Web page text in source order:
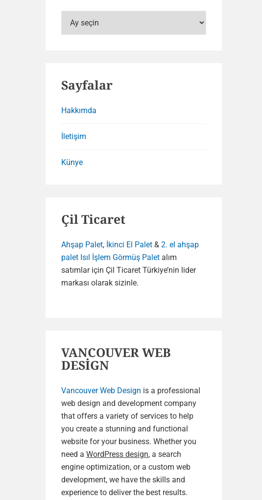
Sayfalar
Hakkımda
İletişim
Künye
Çil Ticaret
Ahşap Palet, İkinci El Palet &2. el ahşap
palet Isıl İşlem Görmüş Palet alım
satımlar için Çil Ticaret Türkiye’nin lider
markası olarak sizinle.
VANCOUVER WEB
DESİGN
Vancouver Web Design is a professional
web design and development company
that offers a variety of services to help
you create a stunning and functional
website for your business. Whether you
need aWordPress design, a search
engine optimization, or a custom web
development, we have the skills and
experience to deliver the best results.